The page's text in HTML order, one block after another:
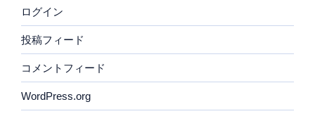
ログイン
投稿フィード
コメントフィード
WordPress.org